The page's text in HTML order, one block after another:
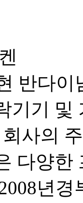
반다
기기
사의
다양한
년